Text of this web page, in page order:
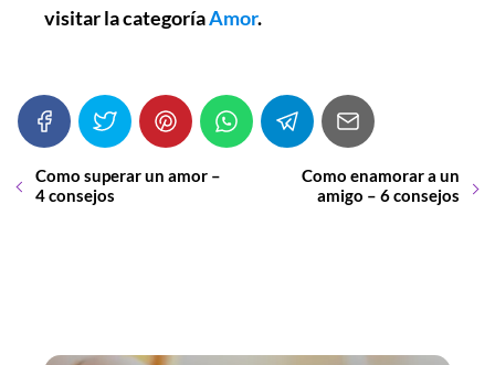
visitar la categoríaAmor.
Como superar un amor –
4 consejos
Como enamorar a un
amigo – 6 consejos